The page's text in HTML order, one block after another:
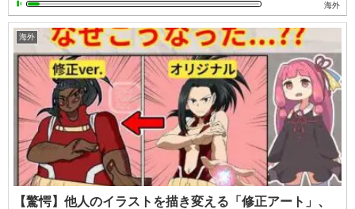
海外
海外
【驚愕】他人のイラストを描き変える「修正アート」、